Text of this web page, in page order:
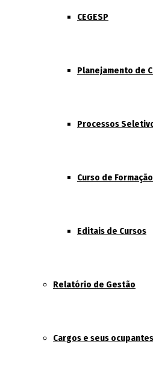
CEGESP
Planejamento de
Processos
Curso de
Editais de Cursos
Relatório de Gestão
Cargos e seus ocupantes